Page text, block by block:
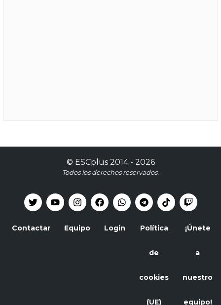
© ESCplus2014 - 2026
Todos los derechos reservados.
Contactar Equipo Login Política
de
cookies
(UE)
¡Únete
a
nuestro
equipo!